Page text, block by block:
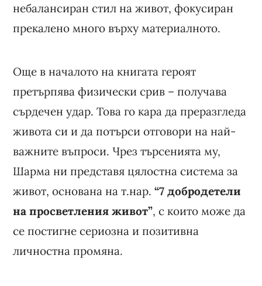
небалансиран стил на живот, фокусиран
прекалено много върху материалното.
Още в началото на книгата героят
претърпява физически срив – получава
сърдечен удар. Това го кара да преразгледа
живота си и да потърси отговори на най-
важните въпроси. Чрез търсенията му,
Шарма ни представя цялостна система за
живот, основана на т.нар.“7 добродетели
на просветления живот”, с които може да
се постигне сериозна и позитивна
личностна промяна.